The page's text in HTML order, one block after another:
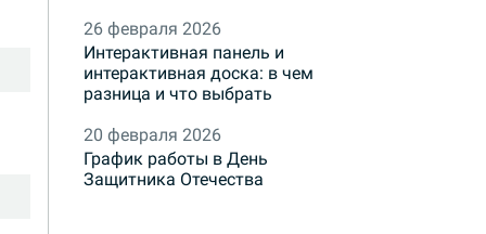
26 февраля 2026
Интерактивная панель и
интерактивная доска: в чем
разница и что выбрать
20 февраля 2026
График работы в День
Защитника Отечества